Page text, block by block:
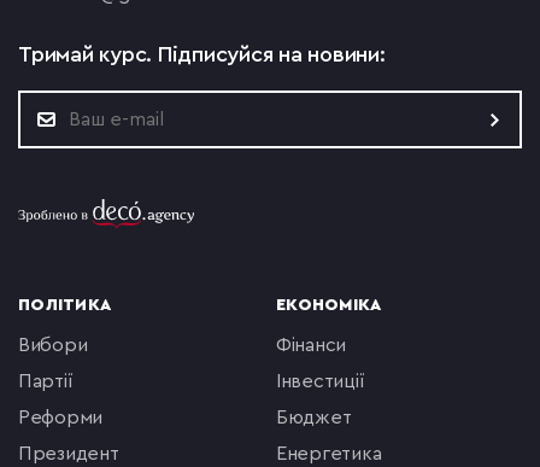
Тримай курс. Підписуйся на новини:
ПОЛІТИКА
вибори
партії
реформи
президент
ЕКОНОМІКА
фінанси
інвестиції
бюджет
енергетика